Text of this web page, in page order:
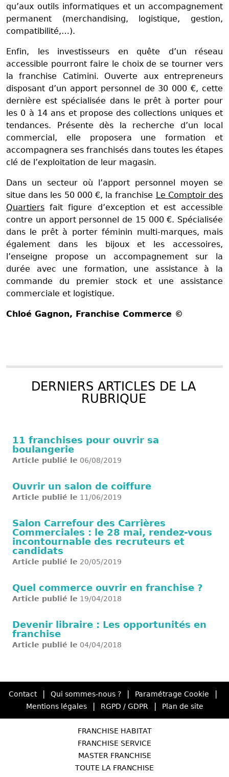
qu’aux outils informatiques et un accompagnement
permanent (merchandising, logistique, gestion,
compatibilité,…).
Enfin, les investisseurs en quête d’un réseau
accessible pourront faire le choix de se tourner vers
la franchise Catimini. Ouverte aux entrepreneurs
disposant d’un apport personnel de 30 000 €, cette
dernière est spécialisée dans le prêt à porter pour
les 0 à 14 ans et propose des collections uniques et
tendances. Présente dès la recherche d’un local
commercial, elle proposera une formation et
accompagnera ses franchisés dans toutes les étapes
clé de l’exploitation de leur magasin.
Dans un secteur où l’apport personnel moyen se
situe dans les 50 000 €, la franchise Le Comptoir des
Quartiers fait figure d’exception et est accessible
contre un apport personnel de 15 000 €. Spécialisée
dans le prêt à porter féminin multi-marques, mais
également dans les bijoux et les accessoires,
l’enseigne propose un accompagnement sur la
durée avec une formation, une assistance à la
commande du premier stock et une assistance
commerciale et logistique.
Chloé Gagnon, Franchise Commerce ©
DERNIERS ARTICLES DE LA
RUBRIQUE
11 franchises pour ouvrir sa
boulangerie
Article publié le 06/08/2019
Ouvrir un salon de coiffure
Article publié le 11/06/2019
Salon Carrefour des Carrières
Commerciales : le 28 mai, rendez-vous
incontournable des recruteurs et
candidats
Article publié le 20/05/2019
Quel commerce ouvrir en franchise ?
Article publié le 19/04/2018
Devenir libraire : Les opportunités en
franchise
Article publié le 04/04/2018
Contact Qui sommes-nous ? Paramétrage Cookie
Mentions légales RGPD / GDPR Plan de site
FRANCHISE HABITAT
FRANCHISE SERVICE
MASTER FRANCHISE
TOUTE LA FRANCHISE